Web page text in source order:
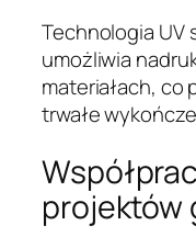
Technologia UV
umożliwia
materiałach, co
trwałe
projektów